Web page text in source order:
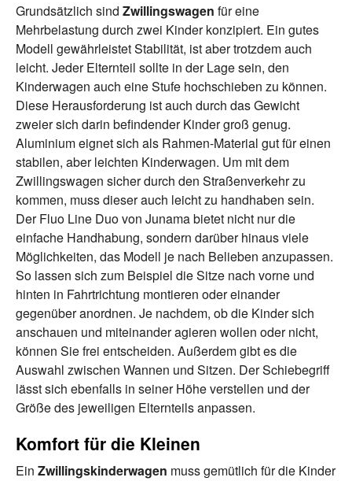
Grundsätzlich sind Zwillingswagen für eine
Mehrbelastung durch zwei Kinder konzipiert. Ein gutes
Modell gewährleistet Stabilität, ist aber trotzdem auch
leicht. Jeder Elternteil sollte in der Lage sein, den
Kinderwagen auch eine Stufe hochschieben zu können.
Diese Herausforderung ist auch durch das Gewicht
zweier sich darin befindender Kinder groß genug.
Aluminium eignet sich als Rahmen-Material gut für einen
stabilen, aber leichten Kinderwagen. Um mit dem
Zwillingswagen sicher durch den Straßenverkehr zu
kommen, muss dieser auch leicht zu handhaben sein.
Der Fluo Line Duo von Junama bietet nicht nur die
einfache Handhabung, sondern darüber hinaus viele
Möglichkeiten, das Modell je nach Belieben anzupassen.
So lassen sich zum Beispiel die Sitze nach vorne und
hinten in Fahrtrichtung montieren oder einander
gegenüber anordnen. Je nachdem, ob die Kinder sich
anschauen und miteinander agieren wollen oder nicht,
können Sie frei entscheiden. Außerdem gibt es die
Auswahl zwischen Wannen und Sitzen. Der Schiebegriff
lässt sich ebenfalls in seiner Höhe verstellen und der
Größe des jeweiligen Elternteils anpassen.
Komfort für die Kleinen
Ein Zwillingskinderwagen muss gemütlich für die Kinder